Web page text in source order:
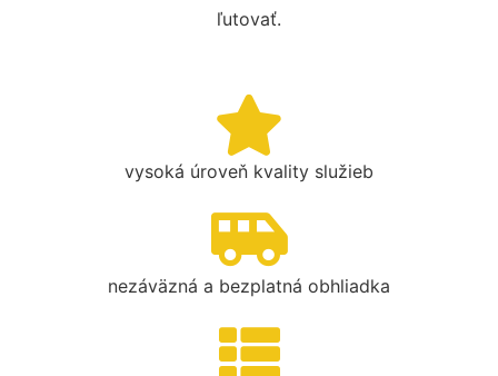
ľutovať.
vysoká úroveň kvality služieb
nezáväzná a bezplatná obhliadka